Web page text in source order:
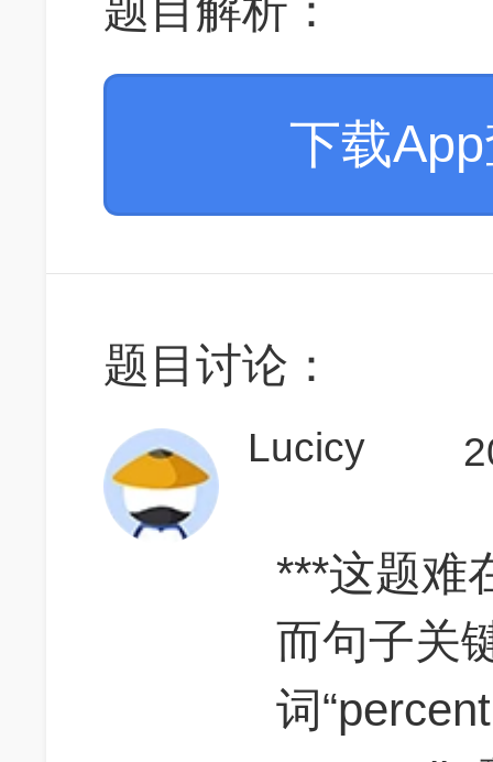
heights of boys of
Weight-for-height
distribution of
heights from 80
ages 2 through 5,
model. In a
3,15,50,85, and
weight for a giver
题目解析：
下载
题目讨论：
Lucicy
***这题难
而句子关
词